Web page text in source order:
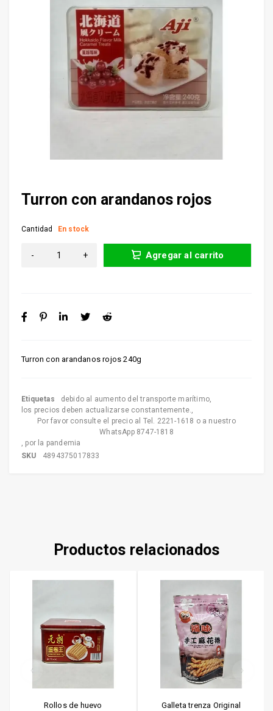
Turron con arandanos rojos
Turron con arandanos rojos 240g
Cantidad En stock
Agregar al carrito
Etiquetas debido al aumento del transporte marítimo,
los precios deben actualizarse constantemente.,
Por favor consulte el precio al Tel. 2221-1618 o a nuestro
WhatsApp 8747-1818
, por la pandemia
SKU
4894375017833
Productos relacionados
Rollos de huevo Galleta trenza Original